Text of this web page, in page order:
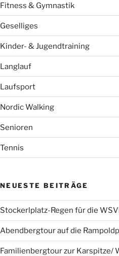
Fitness & Gymnastik
Geselliges
Kinder- & Jugendtraining
Langlauf
Laufsport
Nordic Walking
Senioren
Tennis
NEUESTE BEITRÄGE
Stockerlplatz-Regen für die
Abendbergtour auf die
Familienbergtour zur Karspitze/